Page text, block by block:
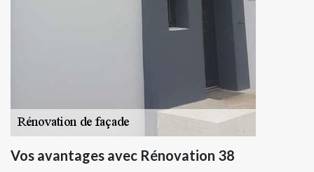
Vos avantages avec Rénovation 38